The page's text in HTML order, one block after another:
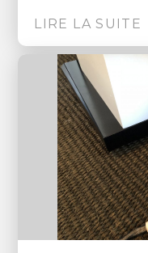
LIRE LA SUITE